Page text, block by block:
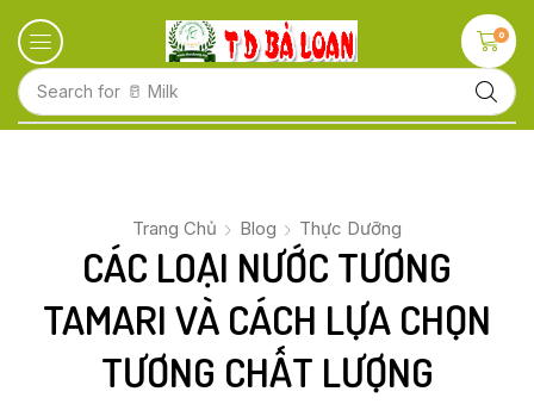
Search for 🥛 Milk
0
Trang Chủ Blog Thực Dưỡng
CÁC LOẠI NƯỚC TƯƠNG
TAMARI VÀ CÁCH LỰA CHỌN
TƯƠNG CHẤT LƯỢNG